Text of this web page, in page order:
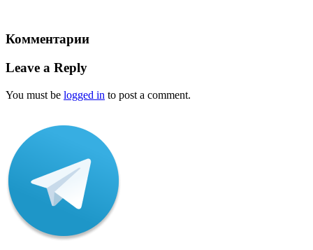
Комментарии
Leave a Reply
You must be logged in to post a comment.